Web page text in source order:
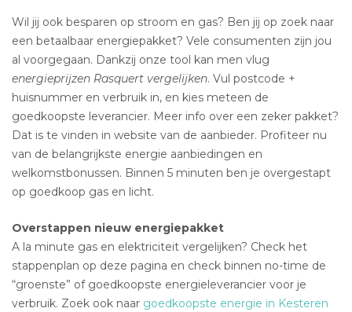
Wil jij ook besparen op stroom en gas? Ben jij op zoek naar
een betaalbaar energiepakket? Vele consumenten zijn jou
al voorgegaan. Dankzij onze tool kan men vlug
energieprijzen Rasquert vergelijken. Vul postcode +
huisnummer en verbruik in, en kies meteen de
goedkoopste leverancier. Meer info over een zeker pakket?
Dat is te vinden in website van de aanbieder. Profiteer nu
van de belangrijkste energie aanbiedingen en
welkomstbonussen. Binnen 5 minuten ben je overgestapt
op goedkoop gas en licht.
Overstappen nieuw energiepakket
A la minute gas en elektriciteit vergelijken? Check het
stappenplan op deze pagina en check binnen no-time de
“groenste” of goedkoopste energieleverancier voor je
verbruik. Zoek ook naar goedkoopste energie in Kesteren